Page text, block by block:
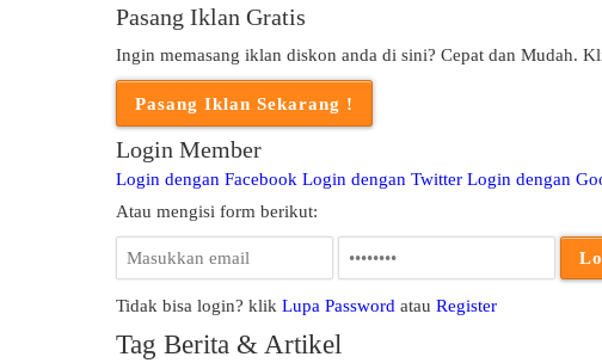
Pasang Iklan Gratis
Ingin memasang iklan diskon anda di sini? Cepat dan Mudah.
Login Member
Login dengan Facebook Login dengan Twitter Login dengan
Atau mengisi form berikut:
Tidak bisa login? klik Lupa Password atau Register
Tag Berita & Artikel